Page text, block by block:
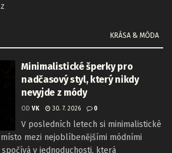
KRÁSA & MÓDA
Minimalistické šperky pro
nadčasový styl, který nikdy
nevyjde z módy
OD VK 30. 7. 2026 0
V posledních letech si minimalistické
mezi nejoblíbenějšími módními
v jednoduchosti, která